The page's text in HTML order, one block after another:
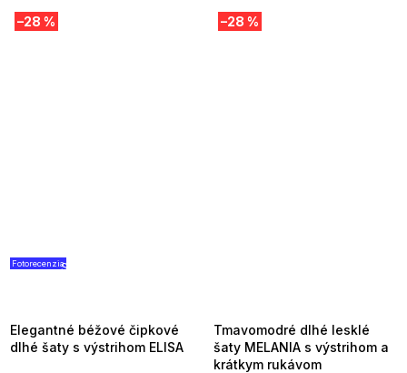
FotorecenziaSUMMER SALE -35% ?
–28 %
Elegantné béžové čipkové
dlhé šaty s výstrihom ELISA
–28 %
Tmavomodré dlhé lesklé
šaty MELANIA s výstrihom a
krátkym rukávom